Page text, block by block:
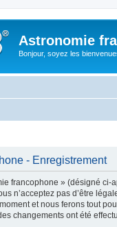
Astronomie
Bonjour, soyez les
- Enregistrement
francophone » (désigné ci-
n’acceptez pas d’être
et nous ferons tout
changements ont été